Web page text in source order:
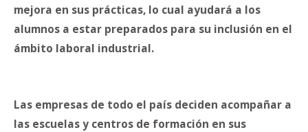
mejora en sus prácticas, lo cual ayudará a los
alumnos a estar preparados para su inclusión en el
ámbito laboral industrial.
Las empresas de todo el país deciden acompañar a
las escuelas y centros de formación en sus